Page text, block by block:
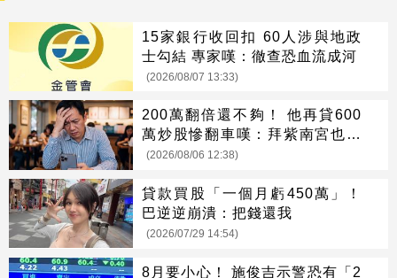
15家銀行收回扣 60人涉與地政
士勾結 專家嘆：徹查恐血流成河
(2026/08/07 13:33)
200萬翻倍還不夠！ 他再貸600
萬炒股慘翻車嘆：拜紫南宮也沒
用
(2026/08/06 12:38)
貸款買股「一個月虧450萬」！
巴逆逆崩潰：把錢還我
(2026/07/29 14:54)
8月要小心！ 施俊吉示警恐有「2